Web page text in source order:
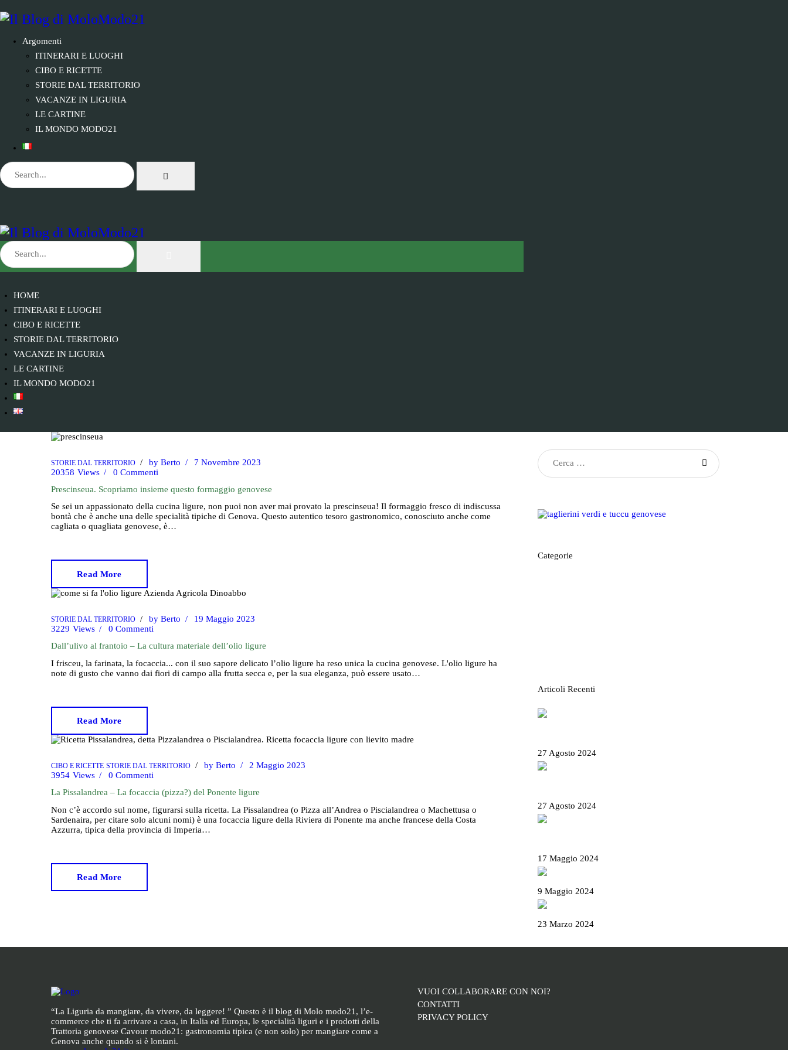
Argomenti
ITINERARI E LUOGHI
CIBO E RICETTE
STORIE DAL TERRITORIO
VACANZE IN LIGURIA
LE CARTINE
IL MONDO MODO21
HOME
ITINERARI E LUOGHI
CIBO E RICETTE
STORIE DAL TERRITORIO
VACANZE IN LIGURIA
LE CARTINE
IL MONDO MODO21
STORIE DAL TERRITORIO by Berto
7 Novembre 2023
20358 Views 0 Commenti
Prescinseua. Scopriamo insieme questo formaggio genovese
Se sei un appassionato della cucina ligure, non puoi non aver mai provato la prescinseua! Il formaggio fresco di indiscussa
bontà che è anche una delle specialità tipiche di Genova. Questo autentico tesoro gastronomico, conosciuto anche come
cagliata o quagliata genovese, è…
Read More
STORIE DAL TERRITORIO by Berto
19 Maggio 2023
3229 Views 0 Commenti
Dall’ulivo al frantoio – La cultura materiale dell’olio ligure
I frisceu, la farinata, la focaccia... con il suo sapore delicato l’olio ligure ha reso unica la cucina genovese. L'olio ligure ha
note di gusto che vanno dai fiori di campo alla frutta secca e, per la sua eleganza, può essere usato…
Read More
CIBO E RICETTE STORIE DAL TERRITORIO by Berto
2 Maggio 2023
3954 Views 0 Commenti
La Pissalandrea – La focaccia (pizza?) del Ponente ligure
Non c’è accordo sul nome, figurarsi sulla ricetta. La Pissalandrea (o Pizza all’Andrea o Piscialandrea o Machettusa o
Sardenaira, per citare solo alcuni nomi) è una focaccia ligure della Riviera di Ponente ma anche francese della Costa
Azzurra, tipica della provincia di Imperia…
Read More
Ricerca
per:
Categorie
Articoli Recenti
27 Agosto 2024
27 Agosto 2024
17 Maggio 2024
9 Maggio 2024
23 Marzo 2024
“La Liguria da mangiare, da vivere, da leggere! ” Questo è il blog di Molo modo21, l’e-
commerce che ti fa arrivare a casa, in Italia ed Europa, le specialità liguri e i prodotti della
Trattoria genovese Cavour modo21: gastronomia tipica (e non solo) per mangiare come a
Genova anche quando si è lontani.
VUOI COLLABORARE CON NOI?
CONTATTI
PRIVACY POLICY